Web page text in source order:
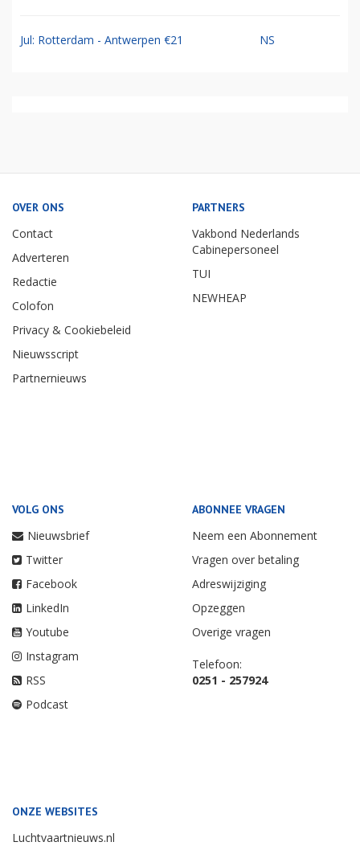
Jul: Rotterdam - Antwerpen €21 NS
OVER ONS
Contact
Adverteren
Redactie
Colofon
Privacy & Cookiebeleid
Nieuwsscript
Partnernieuws
PARTNERS
Vakbond Nederlands
Cabinepersoneel
TUI
NEWHEAP
VOLG ONS
Nieuwsbrief
Twitter
Facebook
LinkedIn
Youtube
Instagram
RSS
Podcast
ABONNEE VRAGEN
Neem een Abonnement
Vragen over betaling
Adreswijziging
Opzeggen
Overige vragen
Telefoon:
0251 - 257924
ONZE WEBSITES
Luchtvaartnieuws.nl